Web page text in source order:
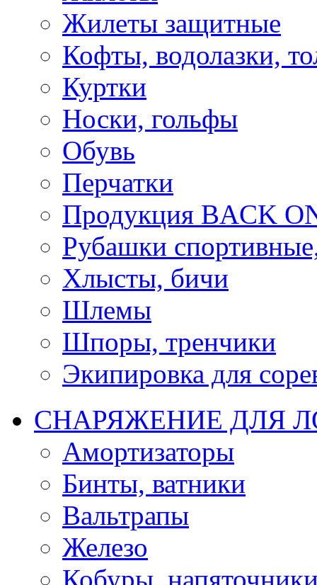
Жилеты защитные
Кофты, водолазки,
Куртки
Носки, гольфы
Обувь
Перчатки
Продукция BACK
Рубашки
Хлысты, бичи
Шлемы
Шпоры, тренчики
Экипировка для
СНАРЯЖЕНИЕ ДЛЯ
Амортизаторы
Бинты, ватники
Вальтрапы
Железо